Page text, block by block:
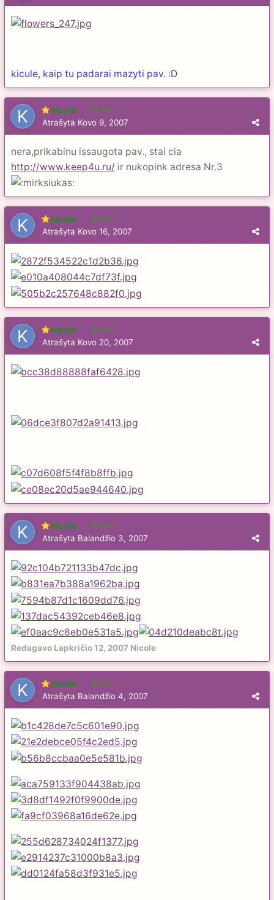
kicule, kaip tu padarai mazyti pav. :D
kicule 104
Atrašyta Kovo 9, 2007
nera,prikabinu issaugota pav., stai cia
http://www.keep4u.ru/ ir nukopink adresa Nr.3
kicule 104
Atrašyta Kovo 16, 2007
kicule 104
Atrašyta Kovo 20, 2007
kicule 104
Atrašyta Balandžio 3, 2007
Redagavo Lapkričio 12, 2007 Nicole
kicule 104
Atrašyta Balandžio 4, 2007